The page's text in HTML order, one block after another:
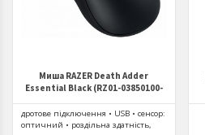
Миша RAZER Death Adder
Essential Black (RZ01-03850100-
дротове підключення • USB • сенсор:
оптичний • роздільна здатність,